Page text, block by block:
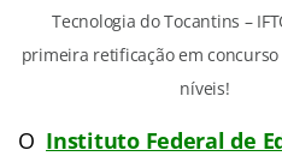
Tecnologia do Tocantins –
primeira retificação em
níveis!
O Instituto Federal de